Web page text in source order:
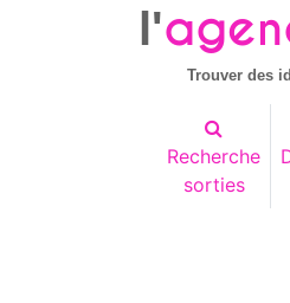
l'
Trouver des
Recherche
sorties